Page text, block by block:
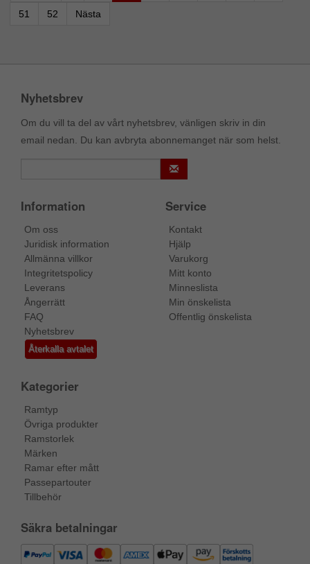
51 52 Nästa
Nyhetsbrev
Om du vill ta del av vårt nyhetsbrev, vänligen skriv in din
email nedan. Du kan avbryta abonnemanget när som helst.
Information
Om oss
Juridisk information
Allmänna villkor
Integritetspolicy
Leverans
Ångerrätt
FAQ
Nyhetsbrev
Återkalla avtalet
Service
Kontakt
Hjälp
Varukorg
Mitt konto
Minneslista
Min önskelista
Offentlig önskelista
Kategorier
Ramtyp
Övriga produkter
Ramstorlek
Märken
Ramar efter mått
Passepartouter
Tillbehör
Säkra betalningar